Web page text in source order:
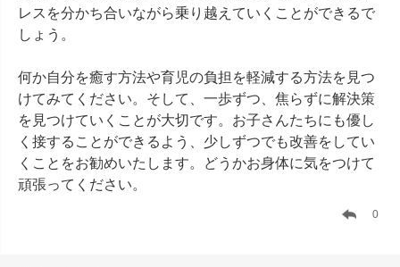
レスを分かち合いながら乗り越えていくことができるで
しょう。
何か自分を癒す方法や育児の負担を軽減する方法を見つ
けてみてください。そして、一歩ずつ、焦らずに解決策
を見つけていくことが大切です。お子さんたちにも優し
く接することができるよう、少しずつでも改善をしてい
くことをお勧めいたします。どうかお身体に気をつけて
頑張ってください。
0